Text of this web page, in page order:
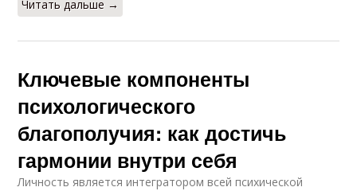
Читать дальше →
Ключевые компоненты
психологического
благополучия: как достичь
гармонии внутри себя
Личность является интегратором всей психической